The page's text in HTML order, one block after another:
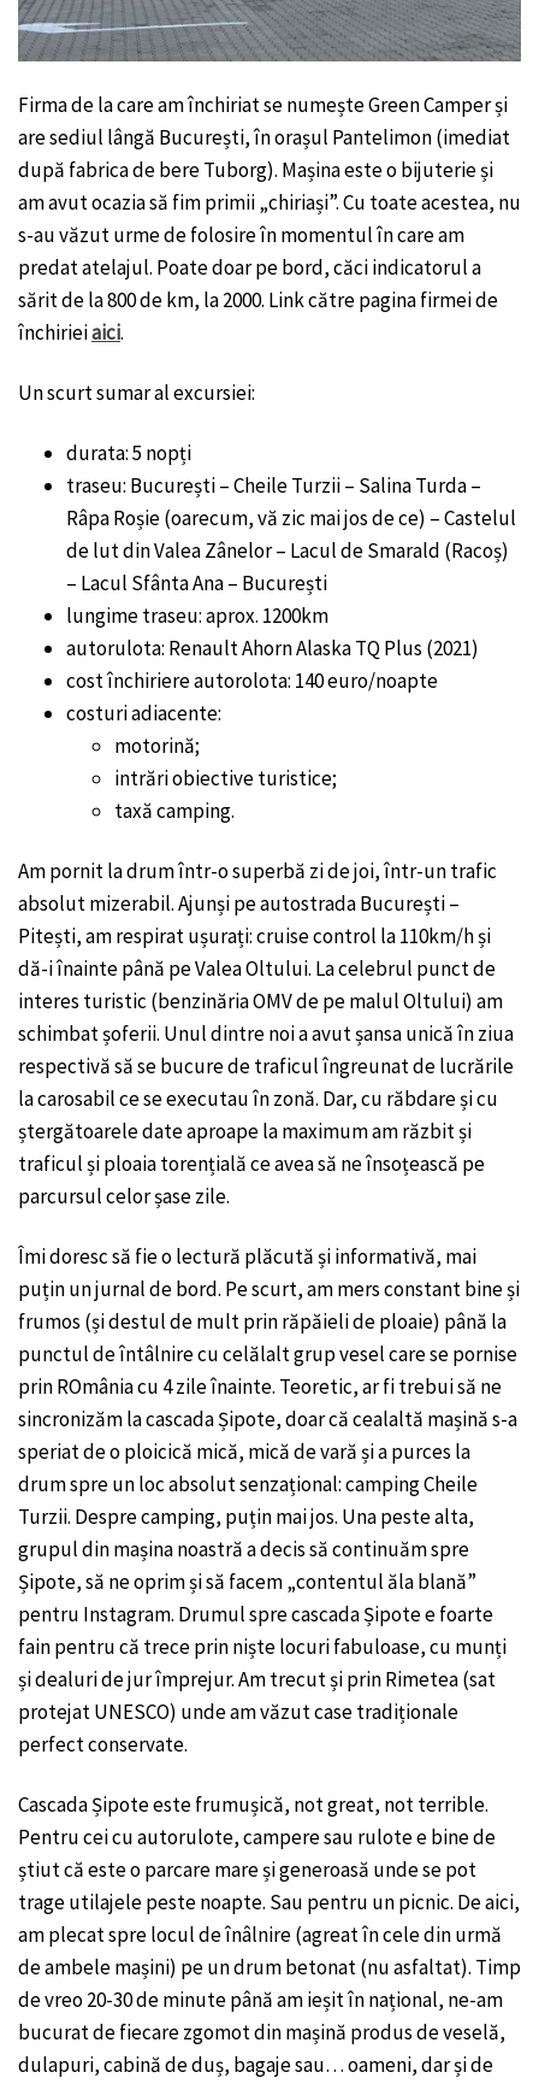
Firma de la care am închiriat se numește Green Camper și
are sediul lângă București, în orașul Pantelimon (imediat
după fabrica de bere Tuborg). Mașina este o bijuterie și
am avut ocazia să fim primii „chiriași”. Cu toate acestea, nu
s-au văzut urme de folosire în momentul în care am
predat atelajul. Poate doar pe bord, căci indicatorul a
sărit de la 800 de km, la 2000. Link către pagina firmei de
închirieiaici.
Un scurt sumar al excursiei:
durata: 5 nopți
traseu: București – Cheile Turzii – Salina Turda –
Râpa Roșie (oarecum, vă zic mai jos de ce) – Castelul
de lut din Valea Zânelor – Lacul de Smarald (Racoș)
– Lacul Sfânta Ana – București
lungime traseu: aprox. 1200km
autorulota: Renault Ahorn Alaska TQ Plus (2021)
cost închiriere autorolota: 140 euro/noapte
costuri adiacente:
motorină;
intrări obiective turistice;
taxă camping.
Am pornit la drum într-o superbă zi de joi, într-un trafic
absolut mizerabil. Ajunși pe autostrada București –
Pitești, am respirat ușurați: cruise control la 110km/h și
dă-i înainte până pe Valea Oltului. La celebrul punct de
interes turistic (benzinăria OMV de pe malul Oltului) am
schimbat șoferii. Unul dintre noi a avut șansa unică în ziua
respectivă să se bucure de traficul îngreunat de lucrările
la carosabil ce se executau în zonă. Dar, cu răbdare și cu
ștergătoarele date aproape la maximum am răzbit și
traficul și ploaia torențială ce avea să ne însoțească pe
parcursul celor șase zile.
Îmi doresc să fie o lectură plăcută și informativă, mai
puțin un jurnal de bord. Pe scurt, am mers constant bine și
frumos (și destul de mult prin răpăieli de ploaie) până la
punctul de întâlnire cu celălalt grup vesel care se pornise
prin ROmânia cu 4 zile înainte. Teoretic, ar fi trebui să ne
sincronizăm la cascada Șipote, doar că cealaltă mașină s-a
speriat de o ploicică mică, mică de vară și a purces la
drum spre un loc absolut senzațional: camping Cheile
Turzii. Despre camping, puțin mai jos. Una peste alta,
grupul din mașina noastră a decis să continuăm spre
Șipote, să ne oprim și să facem „contentul ăla blană”
pentru Instagram. Drumul spre cascada Șipote e foarte
fain pentru că trece prin niște locuri fabuloase, cu munți
și dealuri de jur împrejur. Am trecut și prin Rimetea (sat
protejat UNESCO) unde am văzut case tradiționale
perfect conservate.
Cascada Șipote este frumușică, not great, not terrible.
Pentru cei cu autorulote, campere sau rulote e bine de
știut că este o parcare mare și generoasă unde se pot
trage utilajele peste noapte. Sau pentru un picnic. De aici,
am plecat spre locul de înâlnire (agreat în cele din urmă
de ambele mașini) pe un drum betonat (nu asfaltat). Timp
de vreo 20-30 de minute până am ieșit în național, ne-am
bucurat de fiecare zgomot din mașină produs de veselă,
dulapuri, cabină de duș, bagaje sau… oameni, dar și de